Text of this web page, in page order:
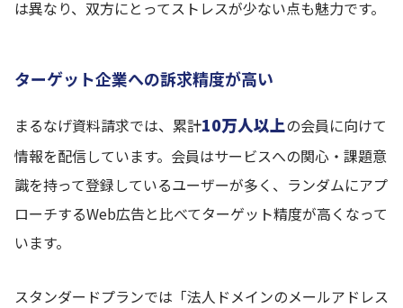
は異なり、双方にとってストレスが少ない点も魅力です。
ターゲット企業への訴求精度が高い
まるなげ資料請求では、累計10万人以上の会員に向けて
情報を配信しています。会員はサービスへの関心・課題意
識を持って登録しているユーザーが多く、ランダムにアプ
ローチするWeb広告と比べてターゲット精度が高くなって
います。
スタンダードプランでは「法人ドメインのメールアドレス